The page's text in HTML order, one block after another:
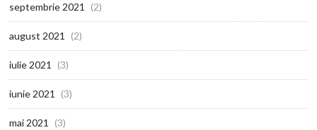
septembrie 2021 (2)
august 2021 (2)
iulie 2021 (3)
iunie 2021 (3)
mai 2021 (3)